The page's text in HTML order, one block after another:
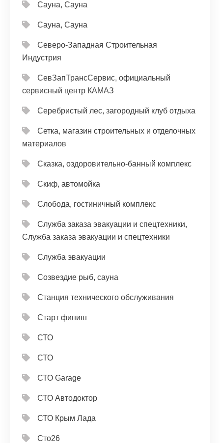
Сауна, Сауна
Сауна, Сауна
Северо-Западная Строительная
Индустрия
СевЗапТрансСервис, официальный
сервисный центр КАМАЗ
Серебристый лес, загородный клуб отдыха
Сетка, магазин строительных и отделочных
материалов
Сказка, оздоровительно-банный комплекс
Скиф, автомойка
Слобода, гостиничный комплекс
Служба заказа эвакуации и спецтехники,
Служба заказа эвакуации и спецтехники
Служба эвакуации
Созвездие рыб, сауна
Станция технического обслуживания
Старт финиш
СТО
СТО
СТО Garage
СТО Автодоктор
СТО Крым Лада
Сто26